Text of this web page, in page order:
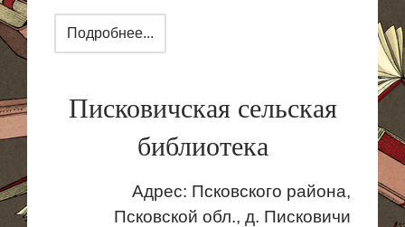
Подробнее...
Писковичская сельская
библиотека
Адрес: Псковского района,
Псковской обл., д. Писковичи